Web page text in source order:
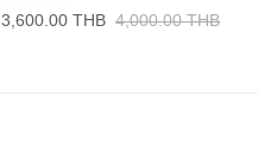
3,600.00 THB 4,000.00 THB